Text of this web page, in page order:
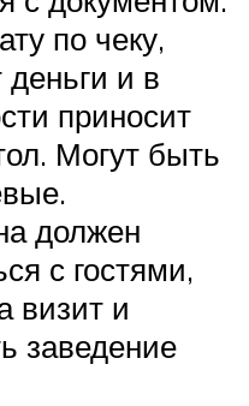
по чеку,
и в
приносит
Могут быть
должен
с гостями,
визит и
заведение